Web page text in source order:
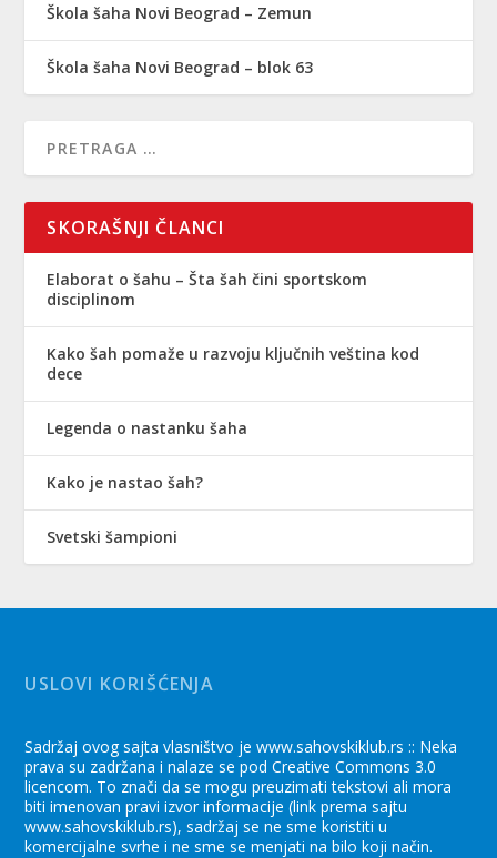
Škola šaha Novi Beograd – Zemun
Škola šaha Novi Beograd – blok 63
SKORAŠNJI ČLANCI
Elaborat o šahu – Šta šah čini sportskom
disciplinom
Kako šah pomaže u razvoju ključnih veština kod
dece
Legenda o nastanku šaha
Kako je nastao šah?
Svetski šampioni
USLOVI KORIŠĆENJA
Sadržaj ovog sajta vlasništvo je www.sahovskiklub.rs :: Neka
prava su zadržana i nalaze se pod Creative Commons 3.0
licencom. To znači da se mogu preuzimati tekstovi ali mora
biti imenovan pravi izvor informacije (link prema sajtu
www.sahovskiklub.rs), sadržaj se ne sme koristiti u
komercijalne svrhe i ne sme se menjati na bilo koji način.